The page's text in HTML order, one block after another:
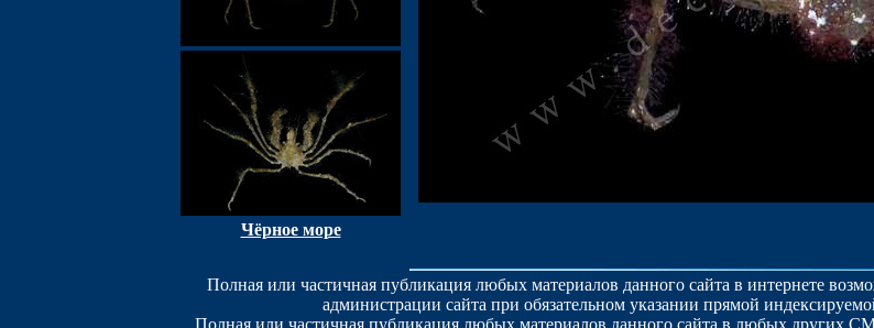
Чёрное море
Полная или частичная публикация любых материалов данного сайта в интернете
администрации сайта при обязательном указании прямой
Полная или частичная публикация любых материалов данного сайта в любых других